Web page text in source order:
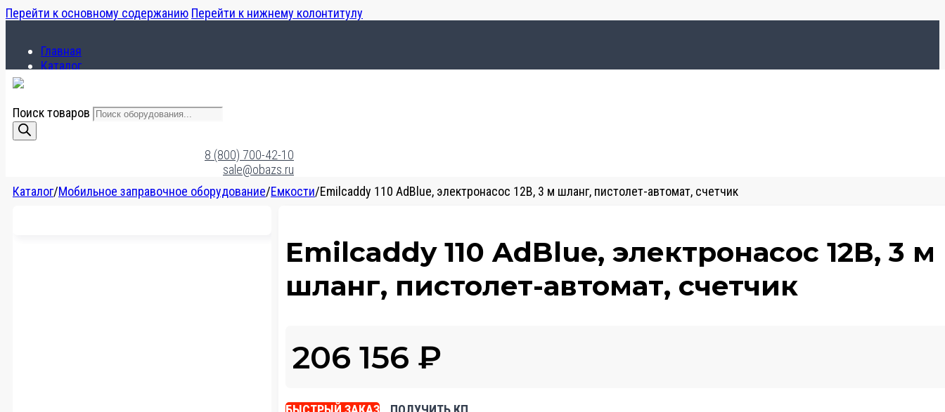
Перейти к основному содержанию Перейти к нижнему колонтитулу
Главная
Каталог
Поиск товаров
8 (800) 700-42-10
sale@obazs.ru
Каталог/Мобильное заправочное оборудование/Емкости/Emilcaddy 110 AdBlue, электронасос 12В, 3 м шланг, пистолет-автомат, счетчик
Emilcaddy 110 AdBlue, электронасос 12В, 3 м
шланг, пистолет-автомат, счетчик
206 156 ₽